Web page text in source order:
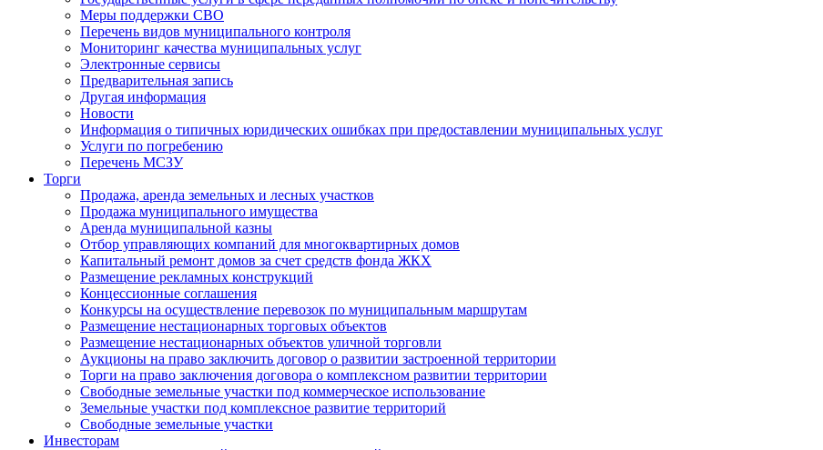
Меры поддержки СВО
Перечень видов муниципального контроля
Мониторинг качества муниципальных услуг
Электронные сервисы
Предварительная запись
Другая информация
Новости
Информация о типичных юридических ошибках при предоставлении муниципальных услуг
Услуги по погребению
Перечень МСЗУ
Торги
Продажа, аренда земельных и лесных участков
Продажа муниципального имущества
Аренда муниципальной казны
Отбор управляющих компаний для многоквартирных домов
Капитальный ремонт домов за счет средств фонда ЖКХ
Размещение рекламных конструкций
Концессионные соглашения
Конкурсы на осуществление перевозок по муниципальным маршрутам
Размещение нестационарных торговых объектов
Размещение нестационарных объектов уличной торговли
Аукционы на право заключить договор о развитии застроенной территории
Торги на право заключения договора о комплексном развитии территории
Свободные земельные участки под коммерческое использование
Земельные участки под комплексное развитие территорий
Свободные земельные участки
Инвесторам